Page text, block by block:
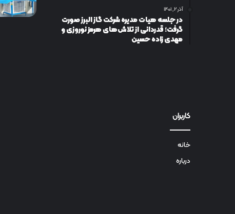
آذر ۲, ۱۴۰۱
در جلسه هیات مدیره شرکت گاز البرز صورت
گرفت؛ قدردانی از تلاش‌های هرمز نوروزی و
مهدی زاده حسین
کاربران
خانه
درباره